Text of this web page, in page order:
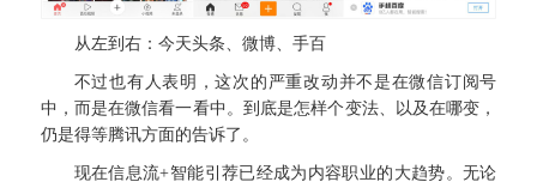
从左到右：今天头条、微博、手百
不过也有人表明，这次的严重改动并不是在微信订阅号
中，而是在微信看一看中。到底是怎样个变法、以及在哪变，
仍是得等腾讯方面的告诉了。
现在信息流+智能引荐已经成为内容职业的大趋势。无论